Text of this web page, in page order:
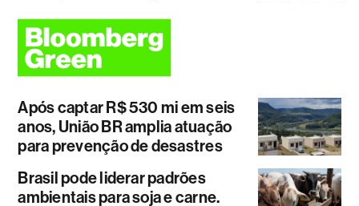
Após captar R$ 530 mi em seis
anos, União BR amplia atuação
para prevenção de desastres
Brasil pode liderar padrões
ambientais para soja e carne.